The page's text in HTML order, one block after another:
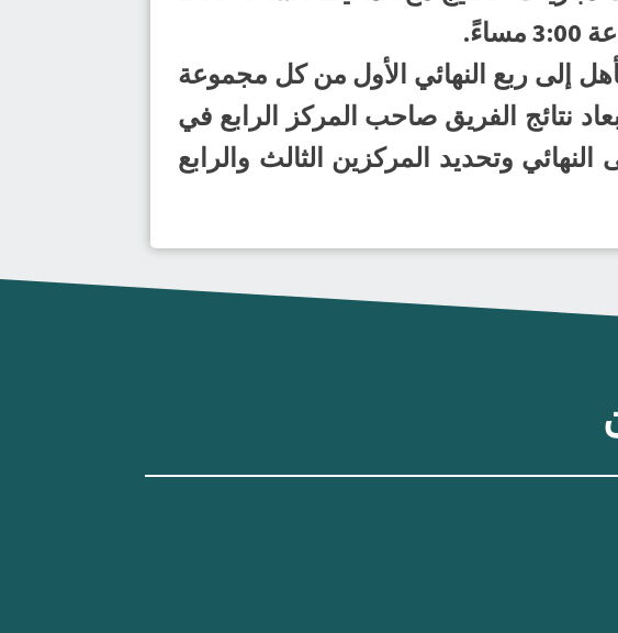
إلى ربع النهائي الأول من كل مجموعة
نتائج الفريق صاحب المركز الرابع في
إلى النهائي وتحديد المركزين الثالث والرابع